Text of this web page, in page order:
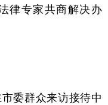
律专家共商解决办
委群众来访接待中